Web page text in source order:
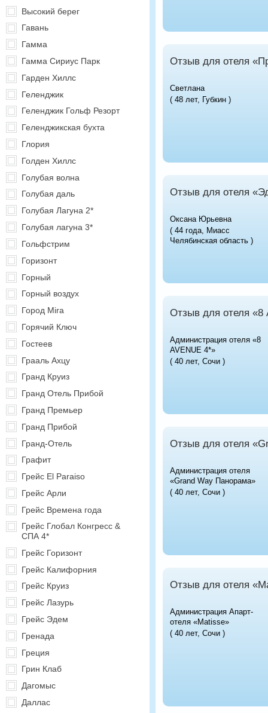
Высокий берег
Гавань
Гамма
Гамма Сириус Парк
Гарден Хиллс
Геленджик
Геленджик Гольф Резорт
Геленджикская бухта
Глория
Голден Хиллс
Голубая волна
Голубая даль
Голубая Лагуна 2*
Голубая лагуна 3*
Гольфстрим
Горизонт
Горный
Горный воздух
Город Mira
Горячий Ключ
Гостеев
Грааль Ахцу
Гранд Круиз
Гранд Отель Прибой
Гранд Премьер
Гранд Прибой
Гранд-Отель
Графит
Грейс El Paraiso
Грейс Арли
Грейс Времена года
Грейс Глобал Конгресс &
СПА 4*
Грейс Горизонт
Грейс Калифорния
Грейс Круиз
Грейс Лазурь
Грейс Эдем
Гренада
Греция
Грин Клаб
Дагомыс
Даллас
Отзыв для отеля
Светлана
( 48 лет, Губкин )
Отзыв для отеля
Оксана Юрьевна
( 44 года, Миасс
Челябинская область )
Отзыв для отеля «8
Администрация отеля «8
AVENUE 4*»
( 40 лет, Сочи )
Отзыв для отеля
Администрация отеля
«Grand Way Панорама»
( 40 лет, Сочи )
Отзыв для отеля
Администрация Апарт-
отеля «Matisse»
( 40 лет, Сочи )